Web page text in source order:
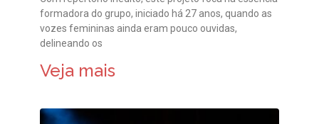
formadora do grupo, iniciado há 27 anos, quando as
vozes femininas ainda eram pouco ouvidas,
delineando os
Veja mais